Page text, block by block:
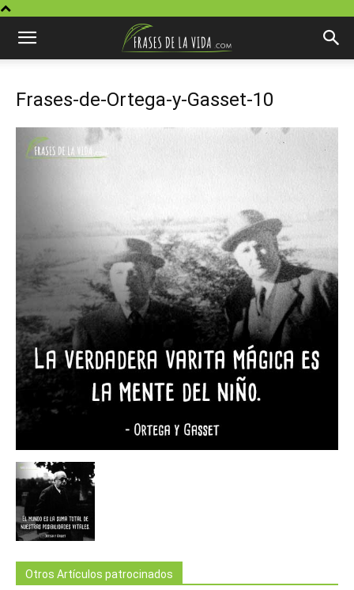
Frases-de-Ortega-y-Gasset-10
Otros Artículos patrocinados